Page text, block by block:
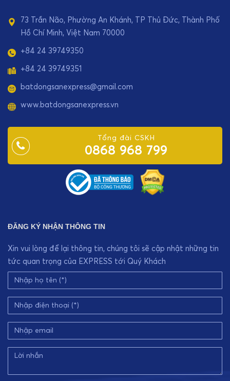
73 Trần Não, Phường An Khánh, TP Thủ Đức, Thành Phố
Hồ Chí Minh, Việt Nam 70000
+84 24 39749350
+84 24 39749351
batdongsanexpress@gmail.com
www.batdongsanexpress.vn
Tổng đài CSKH
0868 968 799
ĐĂNG KÝ NHẬN THÔNG TIN
Xin vui lòng để lại thông tin, chúng tôi sẽ cập nhật những tin
tức quan trọng của EXPRESS tới Quý Khách